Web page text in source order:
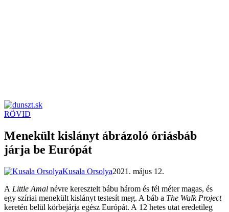
RÖVID
Menekült kislányt ábrázoló óriásbáb
járja be Európát
Kusala Orsolya2021. május 12.
A Little Amal névre keresztelt bábu három és fél méter magas, és
egy szíriai menekült kislányt testesít meg. A báb a The Walk Project
keretén belül körbejárja egész Európát. A 12 hetes utat eredetileg